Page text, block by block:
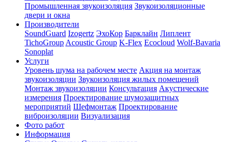
Промышленная звукоизоляция Звукоизоляционные
двери и окна
Производители
SoundGuard Izogertz ЭхоКор Барклайн Липлент
TichoGroup Acoustic Group K-Flex Ecocloud Wolf-Bavaria
Sonoplat
Услуги
Уровень шума на рабочем месте Акция на монтаж
звукоизоляции Звукоизоляция жилых помещений
Монтаж звукоизоляции Консультация Акустические
измерения Проектирование шумозащитных
мероприятий Шефмонтаж Проектирование
виброизоляции Визуализация
Фото работ
Информация